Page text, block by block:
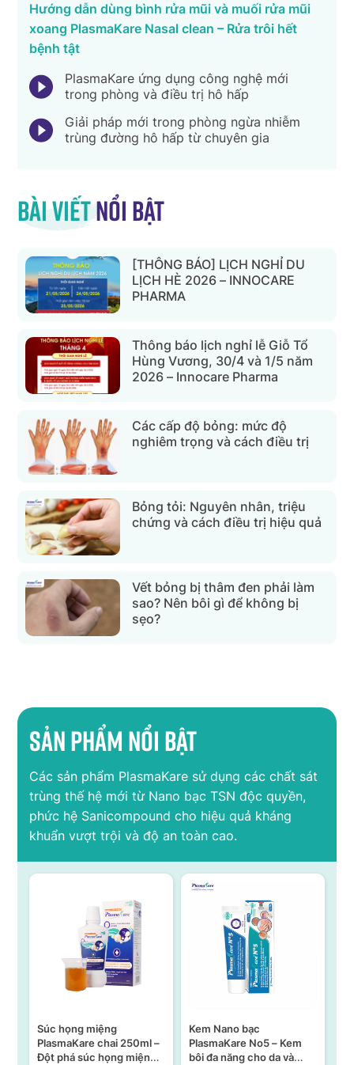
Hướng dẫn dùng bình rửa mũi và muối rửa mũi
xoang PlasmaKare Nasal clean – Rửa trôi hết
bệnh tật
PlasmaKare ứng dụng công nghệ mới
trong phòng và điều trị hô hấp
Giải pháp mới trong phòng ngừa nhiễm
trùng đường hô hấp từ chuyên gia
Bài viếtnổi bật
[THÔNG BÁO] LỊCH NGHỈ DU
LỊCH HÈ 2026 – INNOCARE
PHARMA
Thông báo lịch nghỉ lễ Giỗ Tổ
Hùng Vương, 30/4 và 1/5 năm
2026 – Innocare Pharma
Các cấp độ bỏng: mức độ
nghiêm trọng và cách điều trị
Bỏng tỏi: Nguyên nhân, triệu
chứng và cách điều trị hiệu quả
Vết bỏng bị thâm đen phải làm
sao? Nên bôi gì để không bị
sẹo?
Sản phẩm nổi bật
Các sản phẩm PlasmaKare sử dụng các chất sát
trùng thế hệ mới từ Nano bạc TSN độc quyền,
phức hệ Sanicompound cho hiệu quả kháng
khuẩn vượt trội và độ an toàn cao.
Súc họng miệng
PlasmaKare chai 250ml –
Đột phá súc họng miệng
Kem Nano bạc
PlasmaKare No5 – Kem
bôi đa năng cho da và